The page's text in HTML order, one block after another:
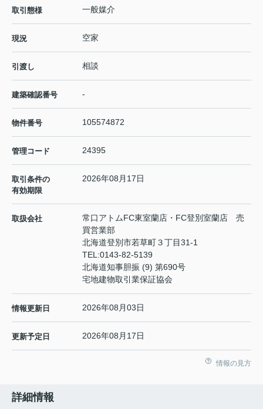
取引態様 一般媒介
現況 空家
引渡し 相談
建築確認番号 -
物件番号 105574872
管理コード 24395
取引条件の
有効期限
2026年08月17日
取扱会社
常口アトムFC東室蘭店・FC登別室蘭店 売
買営業部
北海道登別市若草町３丁目31-1
TEL:0143-82-5139
北海道知事胆振 (9) 第690号
宅地建物取引業保証協会
情報更新日 2026年08月03日
更新予定日 2026年08月17日
情報の見方
詳細情報